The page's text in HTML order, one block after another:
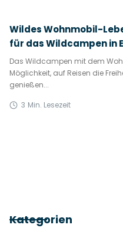
Wildes Wohnmobil-
für das Wildcampen in
Das Wildcampen mit dem
Möglichkeit, auf Reisen die
genießen...
3 Min. Lesezeit
Kategorien